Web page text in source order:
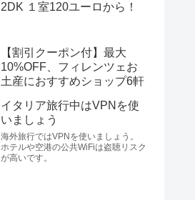
2DK １室120ユーロから！
【割引クーポン付】最大
10%OFF、フィレンツェお
土産におすすめショップ6軒
イタリア旅行中はVPNを使
いましょう
海外旅行ではVPNを使いましょう。
ホテルや空港の公共WiFiは盗聴リスク
が高いです。